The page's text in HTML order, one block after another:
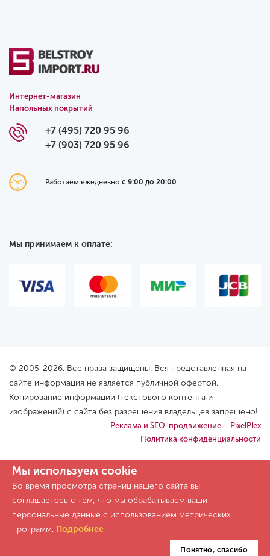
Интернет-магазин
Напольных покрытий
+7 (495) 720 95 96
+7 (903) 720 95 96
Работаем ежедневно с 9:00 до 20:00
Мы принимаем к оплате:
© 2005-2026. Все права защищены. Вся представленная на
сайте информация не является публичной офертой.
Копирование информации (текстового контента и
изображений) с сайта без разрешения владельцев запрещено!
Реклама и SEO-продвижение – PixelPlex
Политика конфиденциальности
Мы используем cookie
Во время просмотра страниц нашего сайта вы
соглашаетесь с тем, что мы обрабатываем ваши
персональные данные с использованием метрических
программ. Подробнее
Понятно, спасибо